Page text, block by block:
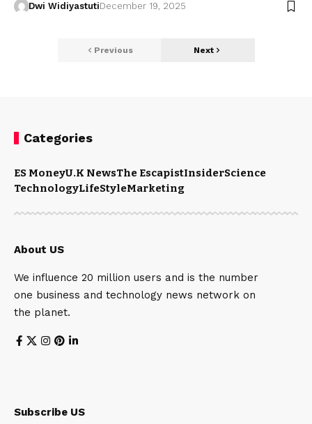
Dwi WidiyastutiDecember 19, 2025
Previous Next
Categories
ES MoneyU.K NewsThe EscapistInsiderScience
TechnologyLifeStyleMarketing
About US
We influence 20 million users and is the number
one business and technology news network on
the planet.
Subscribe US